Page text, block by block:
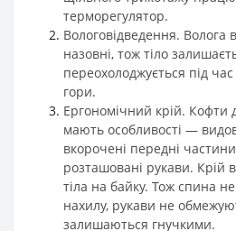
терморегулятор.
Вологовідведення. Волога
назовні, тож тіло
переохолоджується під
гори.
Ергономічний крій. Кофти
мають особливості —
вкорочені передні
розташовані рукави. Крій
тіла на байку. Тож спина
нахилу, рукави не
залишаються гнучкими.